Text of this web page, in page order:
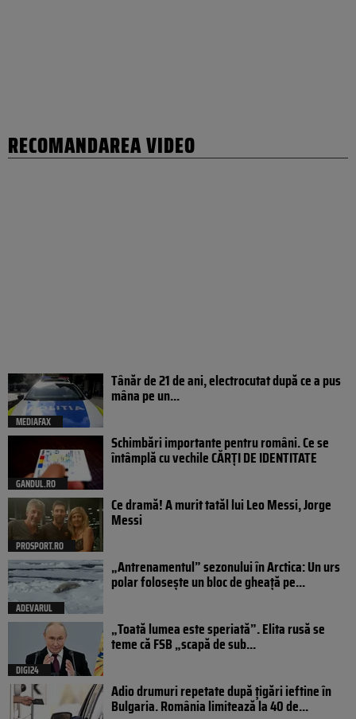
RECOMANDAREA VIDEO
MEDIAFAX
Tânăr de 21 de ani, electrocutat după ce a pus
mâna pe un...
GANDUL.RO
Schimbări importante pentru români. Ce se
întâmplă cu vechile CĂRȚI DE IDENTITATE
PROSPORT.RO
Ce dramă! A murit tatăl lui Leo Messi, Jorge
Messi
ADEVARUL
„Antrenamentul” sezonului în Arctica: Un urs
polar folosește un bloc de gheață pe...
DIGI24
„Toată lumea este speriată”. Elita rusă se
teme că FSB „scapă de sub...
Adio drumuri repetate după țigări ieftine în
Bulgaria. România limitează la 40 de...